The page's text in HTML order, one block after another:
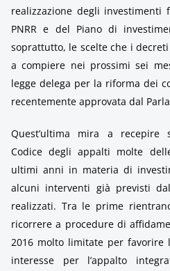
realizzazione degli
PNRR e del Piano di
soprattutto, le scelte che i
a compiere nei prossimi sei
legge delega per la riforma dei
recentemente approvata dal
Quest’ultima mira a recepire
Codice degli appalti molte
ultimi anni in materia di
alcuni interventi già previsti
realizzati. Tra le prime
ricorrere a procedure di
2016 molto limitate per favorire
interesse per l’appalto